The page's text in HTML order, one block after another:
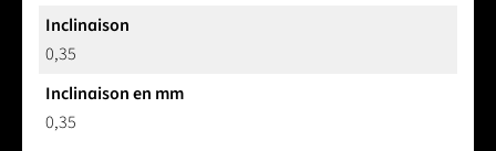
Inclinaison
0,35
Inclinaison en mm
0,35